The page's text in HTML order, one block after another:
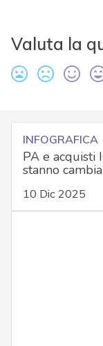
Valuta la
INFOGRAFICA
PA e acquisti
stanno
10 Dic 2025